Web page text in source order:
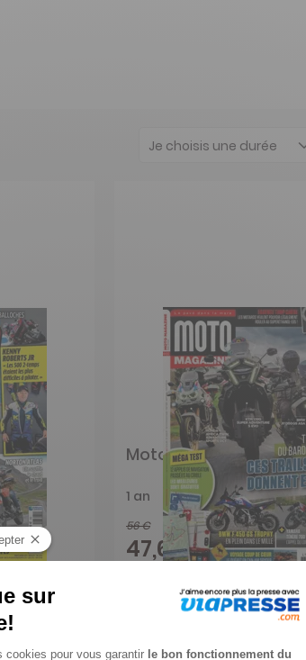
Je choisis une durée
Moto Magazine
1 an
56 €
47,60 € -15%
Ajouter au